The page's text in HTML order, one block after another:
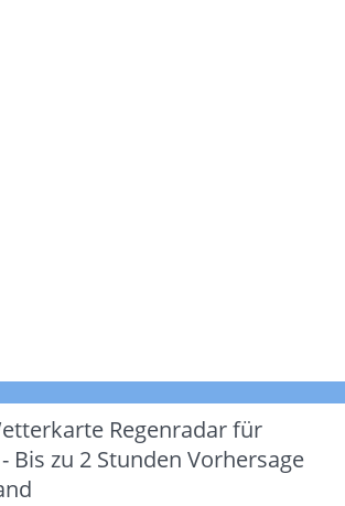
Regenradar für
Bis zu 2 Stunden Vorhersage